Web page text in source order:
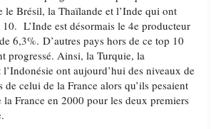
le Brésil, la Thaïlande et l’Inde qui ont
L’Inde est désormais le 4e producteur
6,3%. D’autres pays hors de ce top 10
progressé. Ainsi, la Turquie, la
ont aujourd’hui des niveaux de
celui de la France alors qu’ils pesaient
la France en 2000 pour les deux premiers